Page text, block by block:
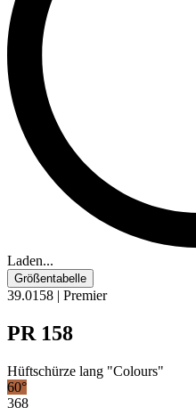
Laden...
Größentabelle
39.0158 | Premier
PR 158
Hüftschürze lang "Colours"
60°
368